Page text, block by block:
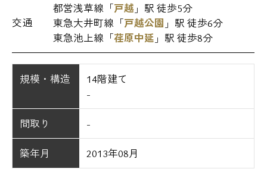
交通
都営浅草線「戸越 」駅 徒歩5分
東急大井町線「戸越公園 」駅 徒歩6分
東急池上線「荏原中延 」駅 徒歩8分
規模・構造
14階建て
-
間取り -
築年月 2013年08月